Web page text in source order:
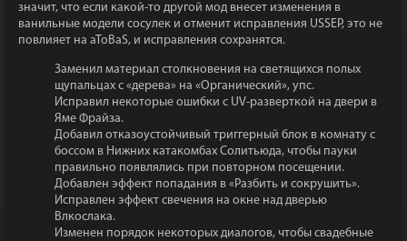
значит, что если какой-то другой мод внесет изменения в
ванильные модели сосулек и отменит исправления USSEP, это не
повлияет на aToBaS, и исправления сохранятся.
Заменил материал столкновения на светящихся полых
щупальцах с «дерева» на «Органический», упс.
Исправил некоторые ошибки с UV-разверткой на двери в
Яме Фрайза.
Добавил отказоустойчивый триггерный блок в комнату с
боссом в Нижних катакомбах Солитьюда, чтобы пауки
правильно появлялись при повторном посещении.
Добавлен эффект попадания в «Разбить и сокрушить».
Исправлен эффект свечения на окне над дверью
Влкослака.
Изменен порядок некоторых диалогов, чтобы свадебные